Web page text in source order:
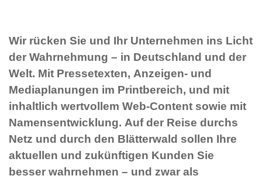
Wir rücken Sie und Ihr Unternehmen ins Licht
der Wahrnehmung – in Deutschland und der
Welt. Mit Pressetexten, Anzeigen- und
Mediaplanungen im Printbereich, und mit
inhaltlich wertvollem Web-Content sowie mit
Namensentwicklung. Auf der Reise durchs
Netz und durch den Blätterwald sollen Ihre
aktuellen und zukünftigen Kunden Sie
besser wahrnehmen – und zwar als